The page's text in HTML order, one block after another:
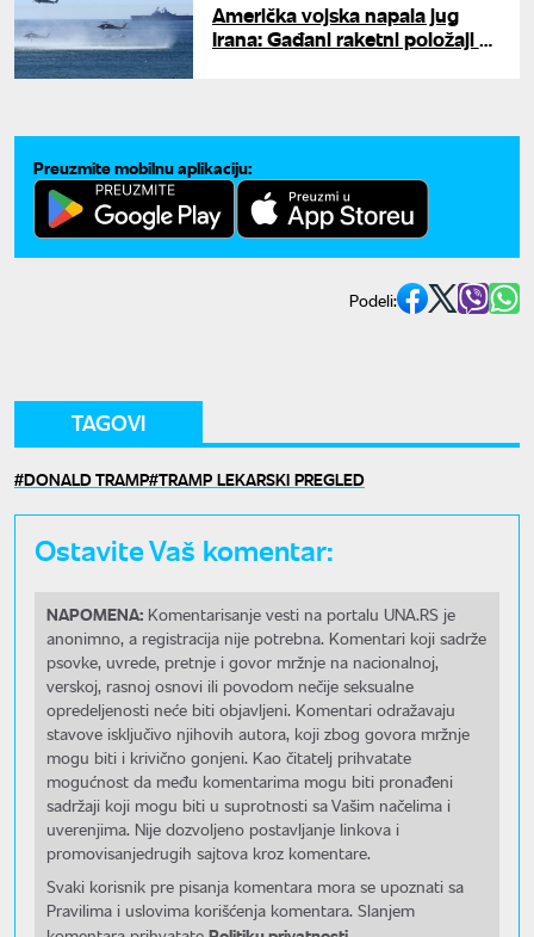
Američka vojska napala jug
Irana: Gađani raketni položaji u
Preuzmite mobilnu aplikaciju:
Podeli:
TAGOVI
DONALD TRAMP TRAMP LEKARSKI PREGLED
Ostavite Vaš komentar:
NAPOMENA: Komentarisanje vesti na portalu UNA.RS je
anonimno, a registracija nije potrebna. Komentari koji sadrže
psovke, uvrede, pretnje i govor mržnje na nacionalnoj,
verskoj, rasnoj osnovi ili povodom nečije seksualne
opredeljenosti neće biti objavljeni. Komentari odražavaju
stavove isključivo njihovih autora, koji zbog govora mržnje
mogu biti i krivično gonjeni. Kao čitatelj prihvatate
mogućnost da među komentarima mogu biti pronađeni
sadržaji koji mogu biti u suprotnosti sa Vašim načelima i
uverenjima. Nije dozvoljeno postavljanje linkova i
promovisanjedrugih sajtova kroz komentare.
Svaki korisnik pre pisanja komentara mora se upoznati sa
Pravilima i uslovima korišćenja komentara. Slanjem